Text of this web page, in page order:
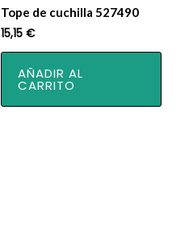
Tope de cuchilla 527490
15,15 €
AÑADIR AL
CARRITO